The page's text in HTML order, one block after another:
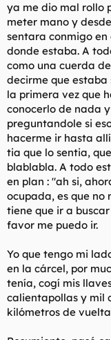
ya me dio mal rollo
meter mano y
sentara conmigo en
donde estaba. A
como una cuerda
decirme que
la primera vez que
conocerlo de nada
preguntandole si
hacerme ir hasta
tia que lo sentia,
blablabla. A todo
en plan : "ah si,
ocupada, es que no
tiene que ir a
favor me puedo ir.
Yo que tengo mi
en la cárcel, por
tenía, cogí mis
calientapollas y mil
kilómetros de